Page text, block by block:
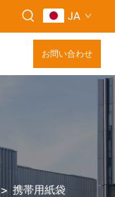
JA
お問い合わせ
> 携帯用紙袋